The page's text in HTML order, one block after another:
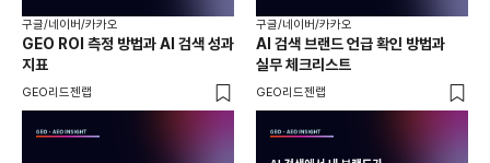
구글/네이버/카카오
GEO ROI 측정 방법과 AI 검색 성과
지표
GEO리드젠랩
구글/네이버/카카오
AI 검색 브랜드 언급 확인 방법과
실무 체크리스트
GEO리드젠랩